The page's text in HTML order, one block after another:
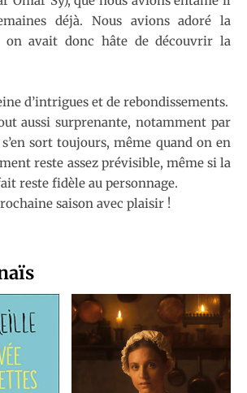
déjà. Nous avions adoré la
on avait donc hâte de découvrir la
d’intrigues et de rebondissements.
aussi surprenante, notamment par
sort toujours, même quand on en
reste assez prévisible, même si la
reste fidèle au personnage.
saison avec plaisir !